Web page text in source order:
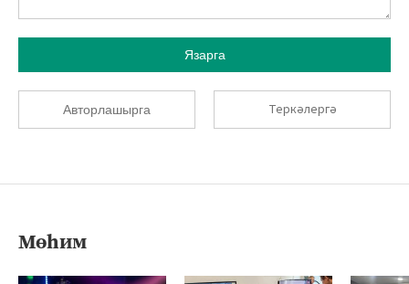
Язарга
Авторлашырга Теркәлергә
Мөһим